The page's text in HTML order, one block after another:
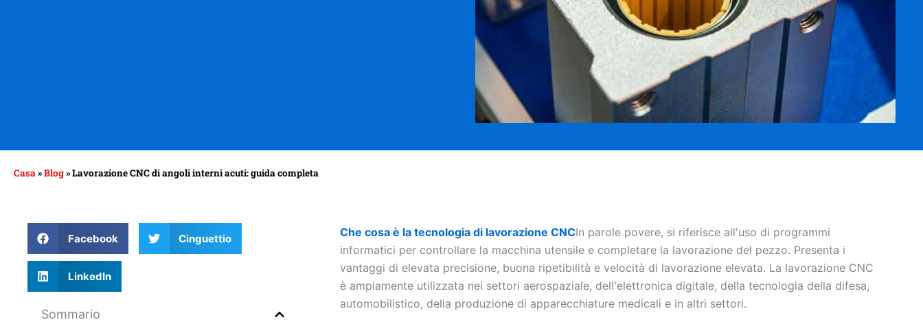
Casa»Blog»Lavorazione CNC di angoli interni acuti: guida completa
Facebook Cinguettio
LinkedIn
Sommario
Che cosa è la tecnologia di lavorazione CNCIn parole povere, si riferisce all'uso di programmi
informatici per controllare la macchina utensile e completare la lavorazione del pezzo. Presenta i
vantaggi di elevata precisione, buona ripetibilità e velocità di lavorazione elevata. La lavorazione CNC
è ampiamente utilizzata nei settori aerospaziale, dell'elettronica digitale, della tecnologia della difesa,
automobilistico, della produzione di apparecchiature medicali e in altri settori.